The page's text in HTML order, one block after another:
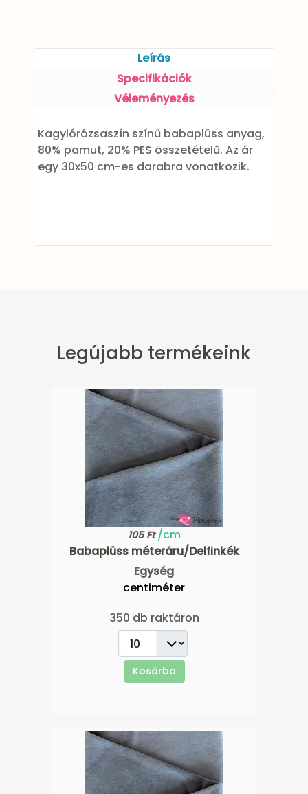
Leírás
Specifikációk
Véleményezés
Kagylórózsaszín színű babaplüss anyag,
80% pamut, 20% PES összetételű. Az ár
egy 30x50 cm-es darabra vonatkozik.
Legújabb termékeink
105 Ft/cm
Babaplüss méteráru/Delfinkék
Egység
centiméter
350 db raktáron
Kosárba